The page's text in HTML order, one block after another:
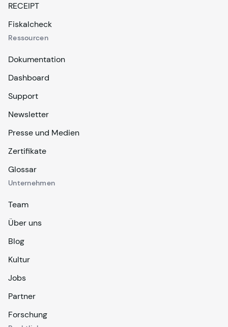
RECEIPT
Fiskalcheck
Ressourcen
Dokumentation
Dashboard
Support
Newsletter
Presse und Medien
Zertifikate
Glossar
Unternehmen
Team
Über uns
Blog
Kultur
Jobs
Partner
Forschung